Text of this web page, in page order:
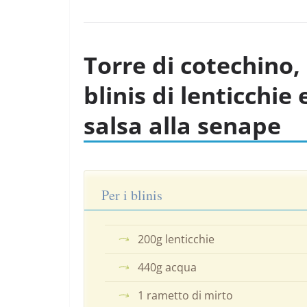
Torre di cotechino,
blinis di lenticchie
salsa alla senape
Per i blinis
200g lenticchie
440g acqua
1 rametto di mirto